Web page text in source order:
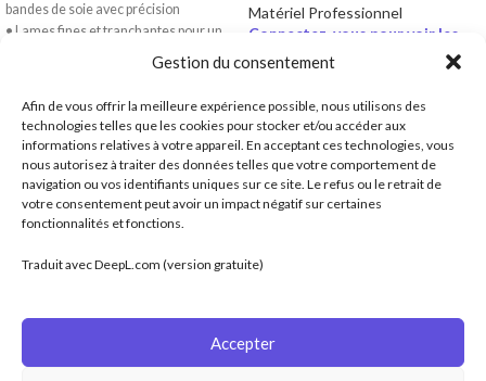
Gestion du consentement
Afin de vous offrir la meilleure expérience possible, nous utilisons des
technologies telles que les cookies pour stocker et/ou accéder aux
informations relatives à votre appareil. En acceptant ces technologies, vous
nous autorisez à traiter des données telles que votre comportement de
navigation ou vos identifiants uniques sur ce site. Le refus ou le retrait de
votre consentement peut avoir un impact négatif sur certaines
fonctionnalités et fonctions.
Traduit avec DeepL.com (version gratuite)
Accepter
bandes de soie avec précision
• Lames fines et tranchantes pour un
Matériel Professionnel
Connectez-vous pour voir les
confort optimal
• Soulage le technicien et le client
pendant les prestations
• Forme ergonomique, adaptée au
travail de précision
Distributeur officiel de Calgel en France.
Téléphone : (0)6 79 93 70 51